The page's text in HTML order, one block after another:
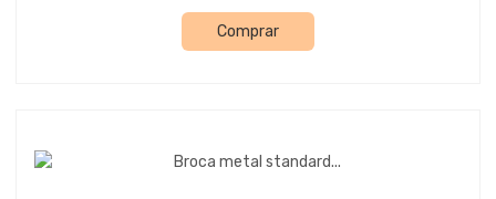
Comprar